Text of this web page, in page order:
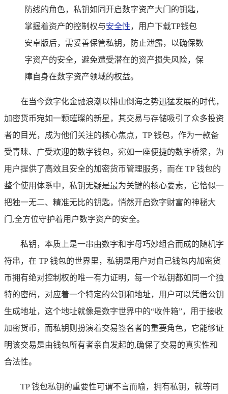
防线的角色，私钥如同开启数字资产大门的钥匙，
掌握着资产的控制权与安全性，用户下载TP钱包
安卓版后，需妥善保管私钥，防止泄露，以确保数
字资产的安全，避免遭受潜在的资产损失风险，保
障自身在数字资产领域的权益。
在当今数字化金融浪潮以排山倒海之势迅猛发展的时代，
加密货币宛如一颗璀璨的新星，其交易与存储吸引了众多投资
者的目光，成为他们关注的核心焦点，TP 钱包，作为一款备
受青睐、广受欢迎的数字钱包，宛如一座便捷的数字桥梁，为
用户提供了高效且安全的加密货币管理服务，而在 TP 钱包的
整个使用体系中，私钥无疑是最为关键的核心要素，它恰似一
把独一无二、精准无比的钥匙，悄然开启数字财富的神秘大
门,全方位守护着用户数字资产的安全。
私钥，本质上是一串由数字和字母巧妙组合而成的随机字
符串，在 TP 钱包的世界里，私钥是用户对自己钱包内加密货
币拥有绝对控制权的唯一有力证明，每一个私钥都如同一个独
特的密码，对应着一个特定的公钥和地址，用户可以凭借公钥
生成地址，这个地址就像是数字世界中的“收件箱”，用于接收
加密货币，而私钥则扮演着交易签名者的重要角色，它能够证
明该交易是由钱包所有者亲自发起的,确保了交易的真实性和
合法性。
TP 钱包私钥的重要性可谓不言而喻，拥有私钥，就等同